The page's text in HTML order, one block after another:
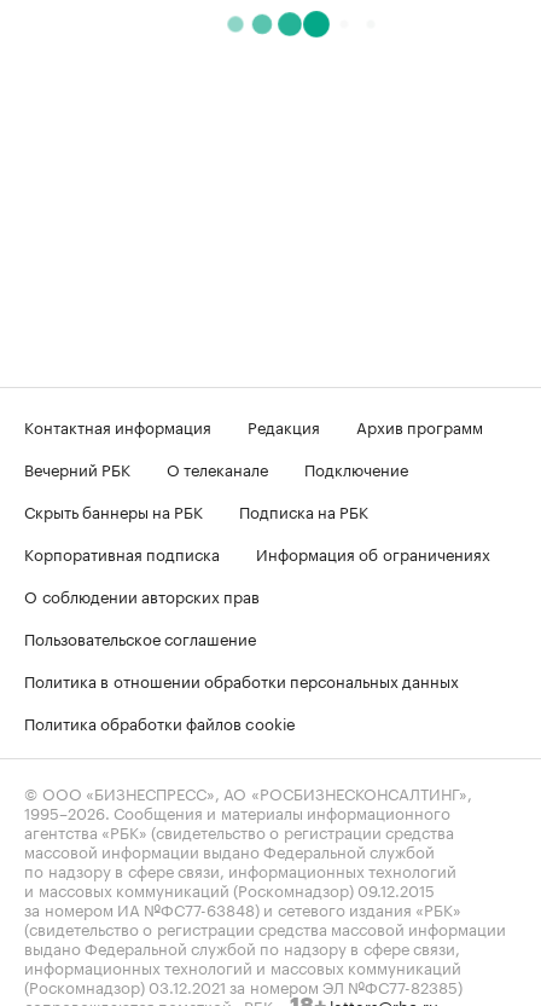
Контактная информация Редакция
Архив программ
Вечерний РБК
О телеканале
Подключение
Скрыть баннеры на РБК
Подписка на РБК
Корпоративная подписка
Информация об ограничениях
О соблюдении авторских прав
Пользовательское соглашение
Политика в отношении обработки персональных данных
Политика обработки файлов cookie
© ООО «БИЗНЕСПРЕСС», АО «РОСБИЗНЕСКОНСАЛТИНГ»,
1995–2026 . Сообщения и материалы информационного
агентства «РБК» (свидетельство о регистрации средства
массовой информации выдано Федеральной службой
по надзору в сфере связи, информационных технологий
и массовых коммуникаций (Роскомнадзор) 09.12.2015
за номером ИА №ФС77-63848) и сетевого издания «РБК»
(свидетельство о регистрации средства массовой информации
выдано Федеральной службой по надзору в сфере связи,
информационных технологий и массовых коммуникаций
(Роскомнадзор) 03.12.2021 за номером ЭЛ №ФС77-82385)